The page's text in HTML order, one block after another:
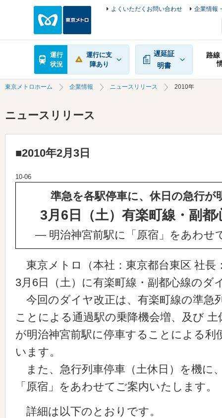
運行
状況
運行に支
障あり
遅延証
明書
路線
よくいただくお問い合わせ 企業情報
東京メトロホーム 企業情報 ニュースリリース 2010年
ニュースリリース
■2010年2月3日
10-06
準急を各駅停車に、休日の急行が
3月6日（土）有楽町線・副都
― 明治神宮前駅に「原宿」をあわせ
東京メトロ（本社：東京都台東区 社長
3月6日（土）に有楽町線・副都心線のダ
今回のダイヤ改正は、有楽町線の準急
ことによる通過駅の乗降機会増、及び
が明治神宮前駅に停車することによる利
います。
また、急行列車停車（土休日）を機に
「原宿」をあわせてご案内いたします。
詳細は以下のとおりです。